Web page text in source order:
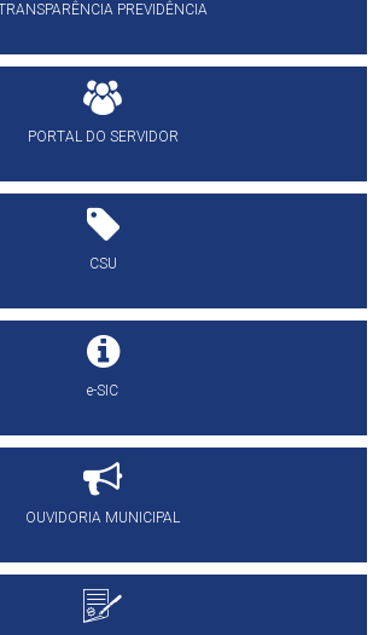
PREVIDÊNCIA
PORTAL DO SERVIDOR
CSU
e-SIC
OUVIDORIA MUNICIPAL